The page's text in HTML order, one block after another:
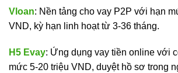
Vloan: Nền tảng cho vay P2P với hạn
VND, kỳ hạn linh hoạt từ 3-36 tháng.
H5 Evay: Ứng dụng vay tiền online với
mức 5-20 triệu VND, duyệt hồ sơ trong